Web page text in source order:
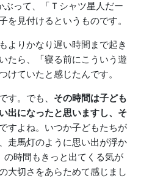
ぶって、「Ｔシャツ星人だー
を見付けるというものです。
よりかなり遅い時間まで起き
たら、「寝る前にこういう遊
けていたと感じたんです。
す。でも、 その時間は子ども
出になったと思いますし、そ
すよね。いつか子どもたちが
走馬灯のように思い出が浮か
時間もきっと出てくる気が
大切さをあらためて感じまし